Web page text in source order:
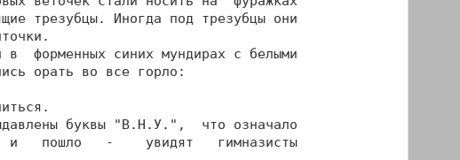
трезубцы. Иногда под трезубцы они
форменных синих мундирах с белыми
орать во все горло:
буквы "В.Н.У.",  что означало
и   пошло   -    увидят   гимназисты